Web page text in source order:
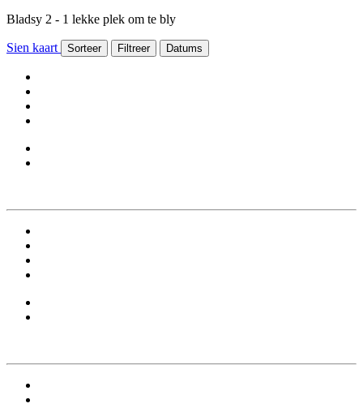
Bladsy 2 - 1 lekke plek om te bly
Sien kaart Sorteer Filtreer Datums